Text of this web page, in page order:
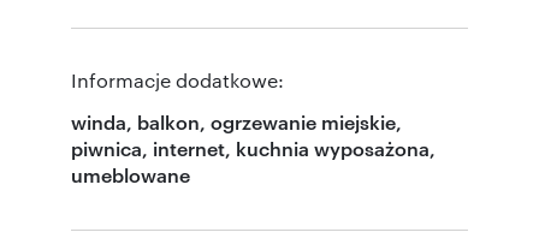
Informacje dodatkowe:
winda, balkon, ogrzewanie miejskie,
piwnica, internet, kuchnia wyposażona,
umeblowane